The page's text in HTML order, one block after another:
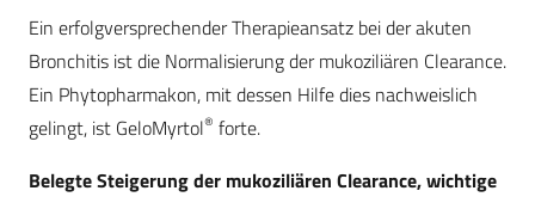
Ein erfolgversprechender Therapieansatz bei der akuten
Bronchitis ist die Normalisierung der mukoziliären Clearance.
Ein Phytopharmakon, mit dessen Hilfe dies nachweislich
gelingt, ist GeloMyrtol® forte.
Belegte Steigerung der mukoziliären Clearance, wichtige